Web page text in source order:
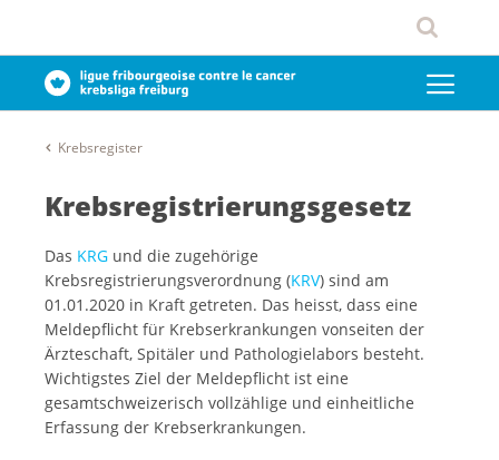
Krebsregister
Krebsregistrierungsgesetz
Das KRG und die zugehörige
Krebsregistrierungsverordnung (KRV) sind am
01.01.2020 in Kraft getreten. Das heisst, dass eine
Meldepflicht für Krebserkrankungen vonseiten der
Ärzteschaft, Spitäler und Pathologielabors besteht.
Wichtigstes Ziel der Meldepflicht ist eine
gesamtschweizerisch vollzählige und einheitliche
Erfassung der Krebserkrankungen.